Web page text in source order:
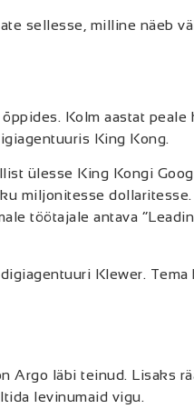
sellesse, milline näeb
Kolm aastat peale
King Kong.
ülesse King Kongi
miljonitesse
töötajale antava
Klewer.
Argo läbi teinud. Lisaks
levinumaid vigu.